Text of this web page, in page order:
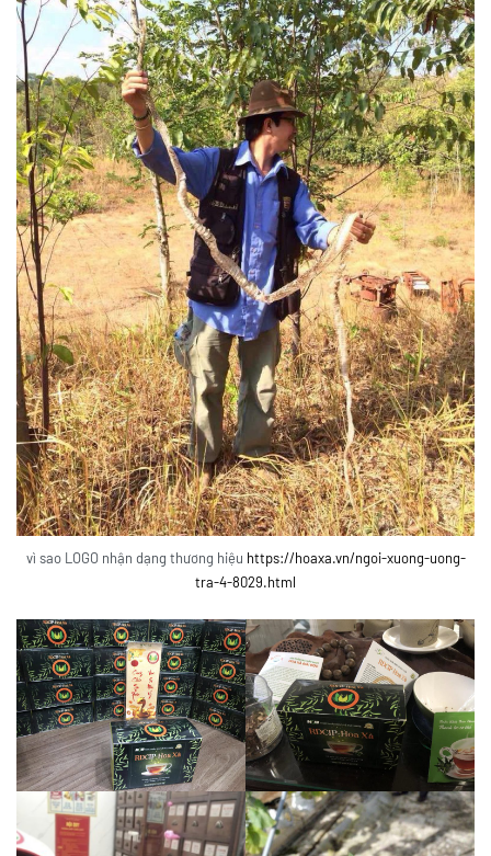
vì sao LOGO nhận dạng thương hiệu https://hoaxa.vn/ngoi-xuong-uong-
tra-4-8029.html